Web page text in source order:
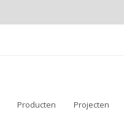
Producten Projecten